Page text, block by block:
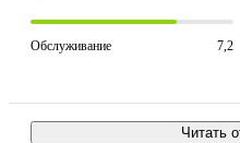
Обслуживание 7,2
Читать